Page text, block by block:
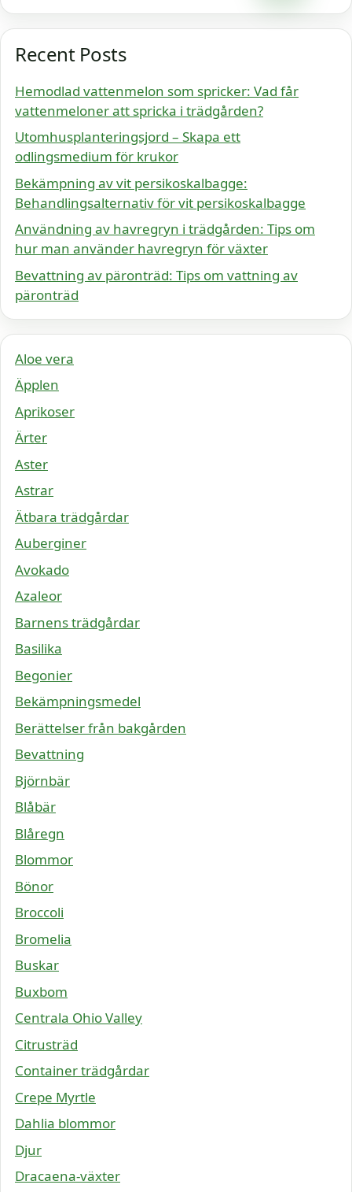
Recent Posts
Hemodlad vattenmelon som spricker: Vad får
vattenmeloner att spricka i trädgården?
Utomhusplanteringsjord – Skapa ett
odlingsmedium för krukor
Bekämpning av vit persikoskalbagge:
Behandlingsalternativ för vit persikoskalbagge
Användning av havregryn i trädgården: Tips om
hur man använder havregryn för växter
Bevattning av päronträd: Tips om vattning av
päronträd
Aloe vera
Äpplen
Aprikoser
Ärter
Aster
Astrar
Ätbara trädgårdar
Auberginer
Avokado
Azaleor
Barnens trädgårdar
Basilika
Begonier
Bekämpningsmedel
Berättelser från bakgården
Bevattning
Björnbär
Blåbär
Blåregn
Blommor
Bönor
Broccoli
Bromelia
Buskar
Buxbom
Centrala Ohio Valley
Citrusträd
Container trädgårdar
Crepe Myrtle
Dahlia blommor
Djur
Dracaena-växter